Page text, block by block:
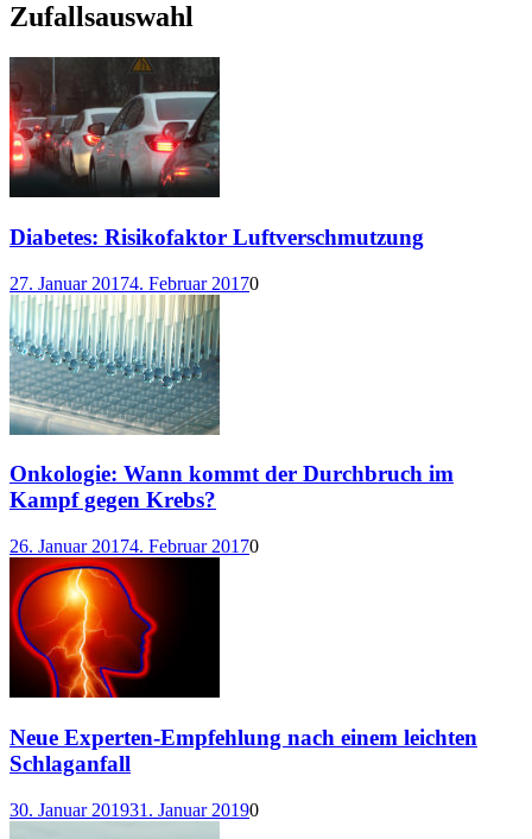
Zufallsauswahl
Diabetes: Risikofaktor Luftverschmutzung
27. Januar 20174. Februar 20170
Onkologie: Wann kommt der Durchbruch im
Kampf gegen Krebs?
26. Januar 20174. Februar 20170
Neue Experten-Empfehlung nach einem leichten
Schlaganfall
30. Januar 201931. Januar 20190